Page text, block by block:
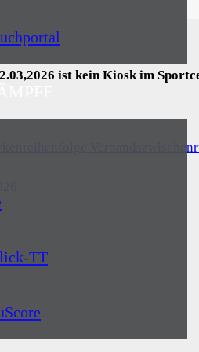
TT
ist kein Kiosk im